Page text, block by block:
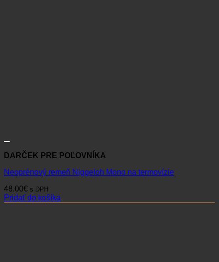
DARČEK PRE POĽOVNÍKA
Neoprénový remeň Niggeloh Mono na termovízie
48,00€ s DPH
Pridať do košíka